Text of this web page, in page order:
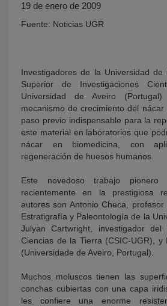
19 de enero de 2009
Fuente: Noticias UGR
Investigadores de la Universidad de
Superior de Investigaciones
Universidad de Aveiro
mecanismo de crecimiento del nácar
paso previo indispensable para la
este material en laboratorios que
nácar en biomedicina, con
regeneración de huesos humanos.
Este novedoso trabajo pionero
recientemente en la prestigiosa
autores son Antonio Checa,
Estratigrafía y Paleontología de la
Julyan Cartwright, investigador del
Ciencias de la Tierra (CSIC-UGR), y
(Universidade de Aveiro, Portugal).
Muchos moluscos tienen las
conchas cubiertas con una capa
les confiere una enorme